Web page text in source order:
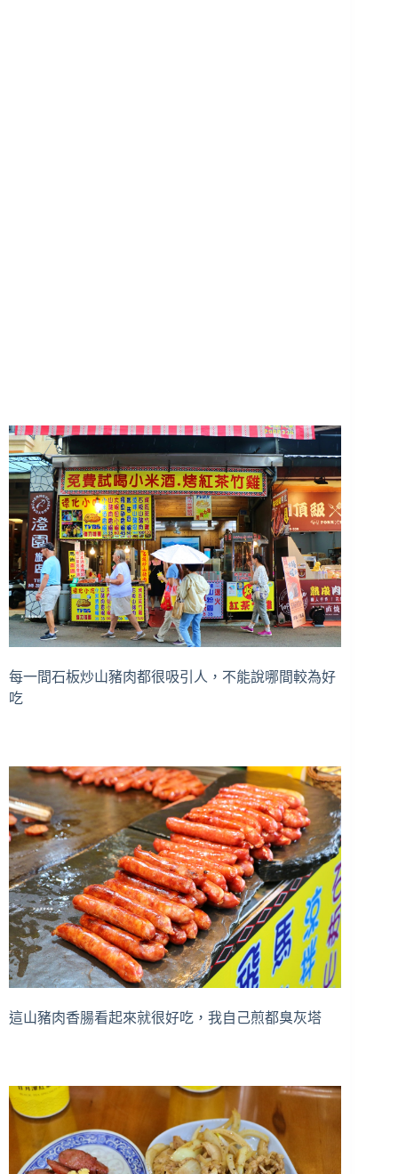
每一間石板炒山豬肉都很吸引人，不能說哪間較為好
吃
這山豬肉香腸看起來就很好吃，我自己煎都臭灰塔